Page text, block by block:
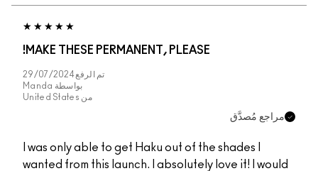
MAKE THESE PERMANENT, PLEASE!
تم الرفع 29/07/2024
بواسطة Manda
من United States
مراجع مُصدَّق
I was only able to get Haku out of the shades I
wanted from this launch. I absolutely love it! I would